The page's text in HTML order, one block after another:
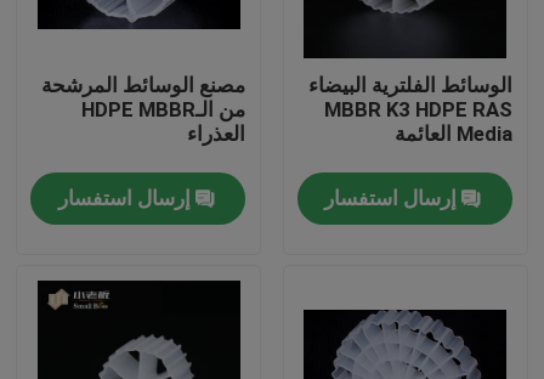
منتجات
الوسائط الفلترية البيضاء
MBBR K3 HDPE RAS
Media العائمة
إرسال استفسار
مصنع الوسائط المرشحة
من الـHDPE MBBR
العذراء
إرسال استفسار